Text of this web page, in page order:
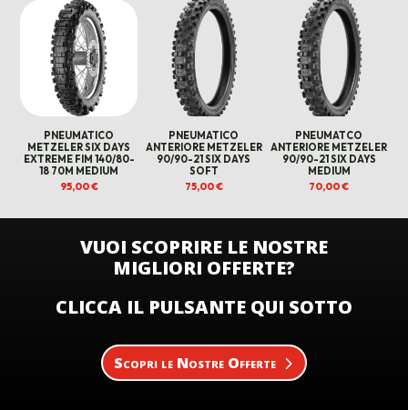
PNEUMATICO
METZELER SIX DAYS
EXTREME FIM 140/80-
18 70M MEDIUM
95,00€
PNEUMATICO
ANTERIORE METZELER
90/90-21 SIX DAYS
SOFT
75,00€
PNEUMATCO
ANTERIORE METZELER
90/90-21 SIX DAYS
MEDIUM
70,00€
VUOI SCOPRIRE LE NOSTRE
MIGLIORI OFFERTE?
CLICCA IL PULSANTE QUI SOTTO
Scopri le Nostre Offerte